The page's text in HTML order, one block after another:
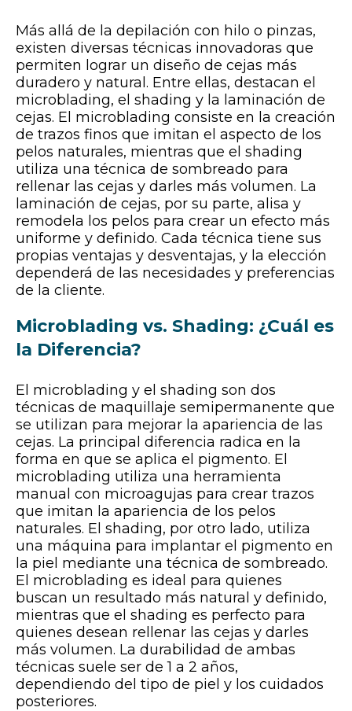
Más allá de la depilación con hilo o pinzas,
existen diversas técnicas innovadoras que
permiten lograr un diseño de cejas más
duradero y natural. Entre ellas, destacan el
microblading, el shading y la laminación de
cejas. El microblading consiste en la creación
de trazos finos que imitan el aspecto de los
pelos naturales, mientras que el shading
utiliza una técnica de sombreado para
rellenar las cejas y darles más volumen. La
laminación de cejas, por su parte, alisa y
remodela los pelos para crear un efecto más
uniforme y definido. Cada técnica tiene sus
propias ventajas y desventajas, y la elección
dependerá de las necesidades y preferencias
de la cliente.
Microblading vs. Shading: ¿Cuál es
la Diferencia?
El microblading y el shading son dos
técnicas de maquillaje semipermanente que
se utilizan para mejorar la apariencia de las
cejas. La principal diferencia radica en la
forma en que se aplica el pigmento. El
microblading utiliza una herramienta
manual con microagujas para crear trazos
que imitan la apariencia de los pelos
naturales. El shading, por otro lado, utiliza
una máquina para implantar el pigmento en
la piel mediante una técnica de sombreado.
El microblading es ideal para quienes
buscan un resultado más natural y definido,
mientras que el shading es perfecto para
quienes desean rellenar las cejas y darles
más volumen. La durabilidad de ambas
técnicas suele ser de 1 a 2 años,
dependiendo del tipo de piel y los cuidados
posteriores.